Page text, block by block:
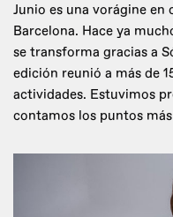
Junio es una vorágine
Barcelona. Hace ya
se transforma gracias a
edición reunió a más de
actividades. Estuvimos
contamos los puntos